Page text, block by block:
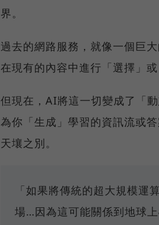
界。
過去的網路服務，就像一個巨
在現有的內容中進行「選擇」或
但現在，AI將這一切變成了「
為你「生成」學習的資訊流或
天壤之別。
「如果將傳統的超大規模
場…因為這可能關係到地球